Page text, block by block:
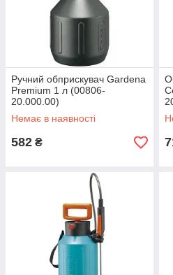
Ручний обприскувач Gardena
Premium 1 л (00806-
20.000.00)
Немає в наявності
582 ₴